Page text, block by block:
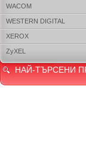
WACOM
WESTERN DIGITAL
XEROX
ZyXEL
НАЙ-ТЪРСЕНИ